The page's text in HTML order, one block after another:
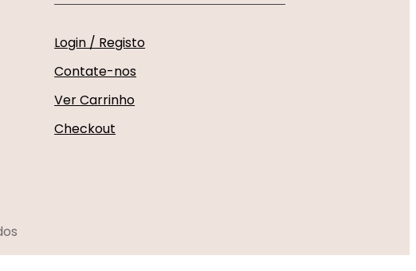
Login / Registo
Contate-nos
Ver Carrinho
Checkout